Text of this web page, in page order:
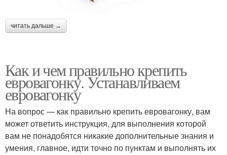
читать дальше →
Как и чем правильно крепить
евровагонку. Устанавливаем
евровагонку
На вопрос — как правильно крепить евровагонку, вам
может ответить инструкция, для выполнения которой
вам не понадобятся никакие дополнительные знания и
умения, главное, идти точно по пунктам и выполнять их